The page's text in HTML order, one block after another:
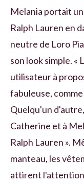
Melania portait
Ralph Lauren en
neutre de Loro
son look simple. «
utilisateur à
fabuleuse,
Quelqu'un
Catherine et à
Ralph Lauren ».
manteau, les
attirent l'attention